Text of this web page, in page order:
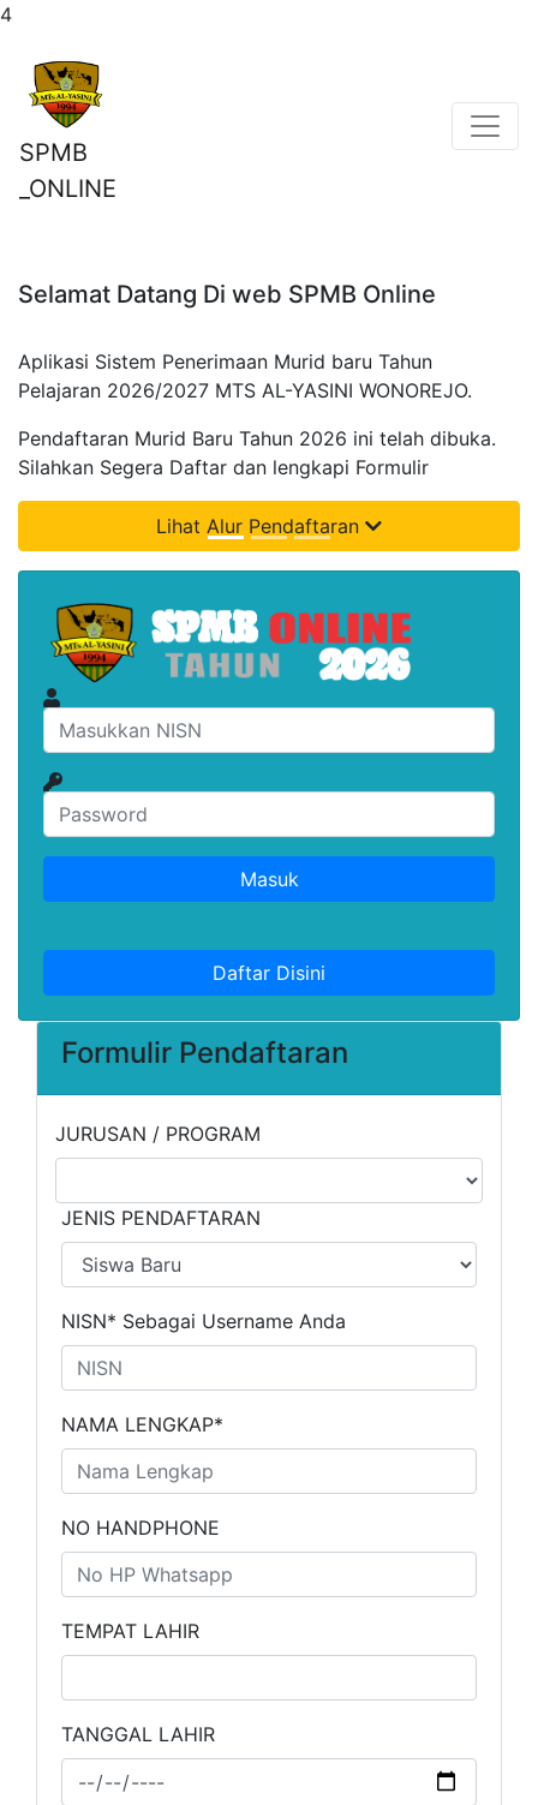
4
SPMB
_ONLINE
Selamat Datang Di web SPMB Online
Aplikasi Sistem Penerimaan Murid baru Tahun
Pelajaran 2026/2027 MTS AL-YASINI WONOREJO.
Pendaftaran Murid Baru Tahun 2026 ini telah dibuka.
Silahkan Segera Daftar dan lengkapi Formulir
Lihat Alur Pendaftaran
Masuk
Daftar Disini
Formulir Pendaftaran
JURUSAN / PROGRAM
JENIS PENDAFTARAN
NISN* Sebagai Username Anda
NAMA LENGKAP*
NO HANDPHONE
TEMPAT LAHIR
TANGGAL LAHIR